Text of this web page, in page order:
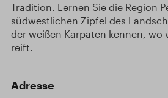
Tradition. Lernen Sie die Region
südwestlichen Zipfel des
der weißen Karpaten kennen, wo
reift.
Adresse